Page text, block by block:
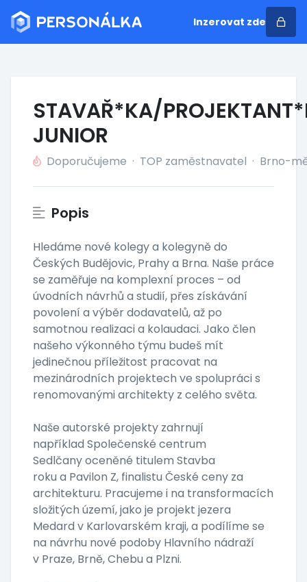
Inzerovat zde
STAVAŘ*KA/
JUNIOR
Doporučujeme · TOP zaměstnavatel · Brno-
Popis
Hledáme nové kolegy a kolegyně do
Českých Budějovic, Prahy a Brna. Naše práce
se zaměřuje na komplexní proces – od
úvodních návrhů a studií, přes získávání
povolení a výběr dodavatelů, až po
samotnou realizaci a kolaudaci. Jako člen
našeho výkonného týmu budeš mít
jedinečnou příležitost pracovat na
mezinárodních projektech ve spolupráci s
renomovanými architekty z celého světa.
Naše autorské projekty zahrnují
například Společenské centrum
Sedlčany oceněné titulem Stavba
roku a Pavilon Z, finalistu České ceny za
architekturu. Pracujeme i na transformacích
složitých území, jako je projekt jezera
Medard v Karlovarském kraji, a podílíme se
na návrhu nové podoby Hlavního nádraží
v Praze, Brně, Chebu a Plzni.